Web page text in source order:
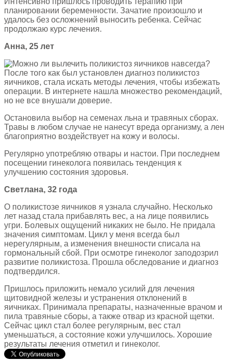
планировании беременности. Зачатие произошло и
удалось без осложнений выносить ребенка. Сейчас
продолжаю курс лечения.
Анна, 25 лет
После того как был установлен диагноз поликистоз
яичников, стала искать методы лечения, чтобы избежать
операции. В интернете нашла множество рекомендаций,
но не все внушали доверие.
Остановила выбор на семенах льна и травяных сборах.
Травы в любом случае не нанесут вреда организму, а лен
благоприятно воздействует на кожу и волосы.
Регулярно употребляю отвары и настои. При последнем
посещении гинеколога появилась тенденция к
улучшению состояния здоровья.
Светлана, 32 года
О поликистозе яичников я узнала случайно. Несколько
лет назад стала прибавлять вес, а на лице появились
угри. Болевых ощущений никаких не было. Не придала
значения симптомам. Цикл у меня всегда был
нерегулярным, а изменения внешности списала на
гормональный сбой. При осмотре гинеколог заподозрил
развитие поликистоза. Прошла обследование и диагноз
подтвердился.
Пришлось приложить немало усилий для лечения
щитовидной железы и устранения отклонений в
яичниках. Принимала препараты, назначенные врачом и
пила травяные сборы, а также отвар из красной щетки.
Сейчас цикл стал более регулярным, вес стал
уменьшаться, а состояние кожи улучшилось. Хорошие
результаты лечения отметил и гинеколог.